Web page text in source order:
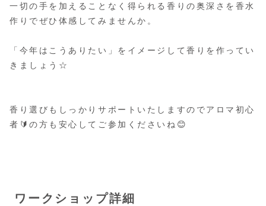
一切の手を加えることなく得られる香りの奥深さを香水
作りでぜひ体感してみませんか。
「今年はこうありたい」をイメージして香りを作ってい
きましょう☆
香り選びもしっかりサポートいたしますのでアロマ初心
者🔰の方も安心してご参加くださいね😊
ワークショップ詳細